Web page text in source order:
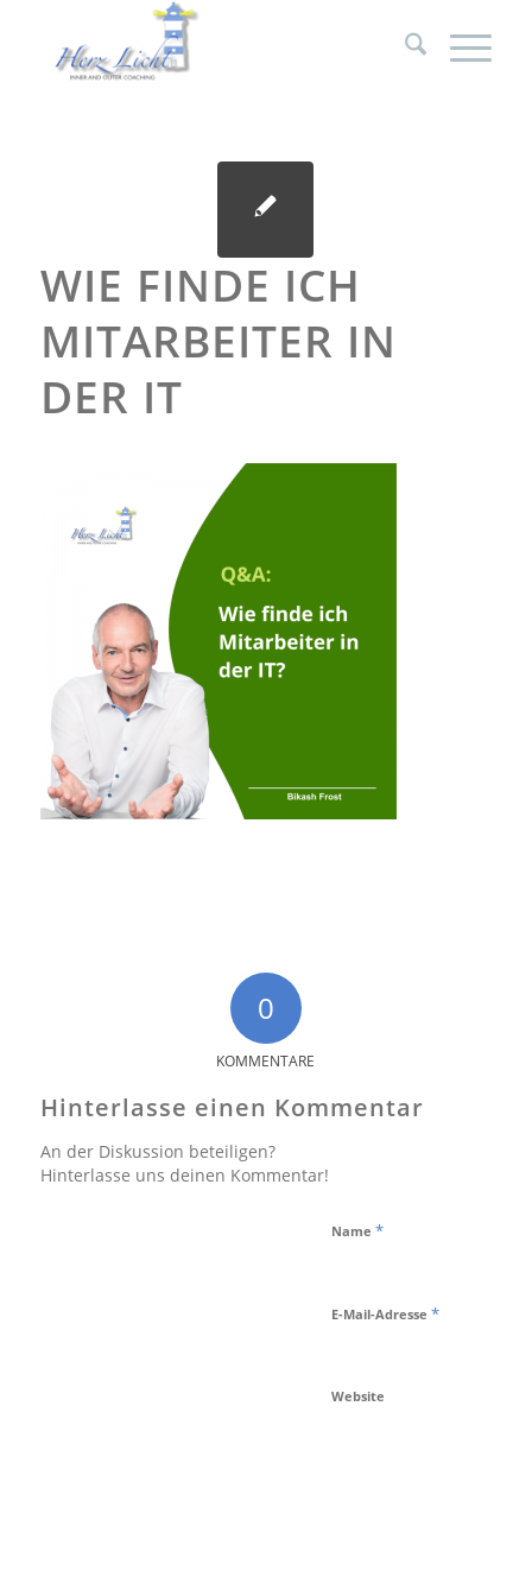
WIE FINDE ICH
MITARBEITER IN
DER IT
0
KOMMENTARE
Hinterlasse einen Kommentar
An der Diskussion beteiligen?
Hinterlasse uns deinen Kommentar!
Name *
E-Mail-Adresse *
Website